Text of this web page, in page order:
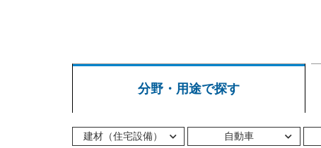
分野・用途で探す
建材（住宅設備） 自動車